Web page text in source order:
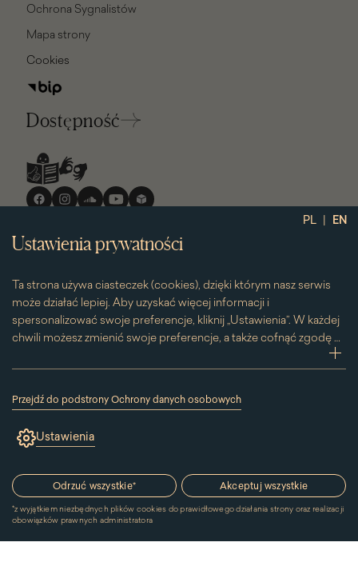
PL | EN
Ustawienia prywatności
Ta strona używa ciasteczek (cookies), dzięki którym nasz serwis
może działać lepiej. Aby uzyskać więcej informacji i
spersonalizować swoje preferencje, kliknij „Ustawienia”. W każdej
chwili możesz zmienić swoje preferencje, a także cofnąć zgodę na
używanie plików cookie. Możesz to zrobić, klikając na podstronę
„Cookies” znajdującą się w stopce.
Przesuwając suwak w prawą stronę aktywujesz zgodę na
konkretne ciasteczko. Przesuwając suwak w lewą stronę
wyłączasz taką zgodę.
Przejdź do podstrony Ochrony danych osobowych
(link
się
oknie)
Ustawienia
Odrzuć wszystkie*
*z wyjątkiem niezbędnych plików cookies do prawidłowego działania strony oraz realizacji
obowiązków prawnych administratora
Akceptuj wszystkie
Ochrona Sygnalistów
Mapa strony
Cookies
Dostępność
Media
społecznościowe